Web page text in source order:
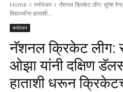
Home मनोरंजन
नॅशनल क्रिकेट लीग: सुरेश रैना,
विद्यार्थ्यांना हाताशी...
मनोरंजन
नॅशनल क्रिकेट लीग:
ओझा यांनी दक्षिण
हाताशी धरून